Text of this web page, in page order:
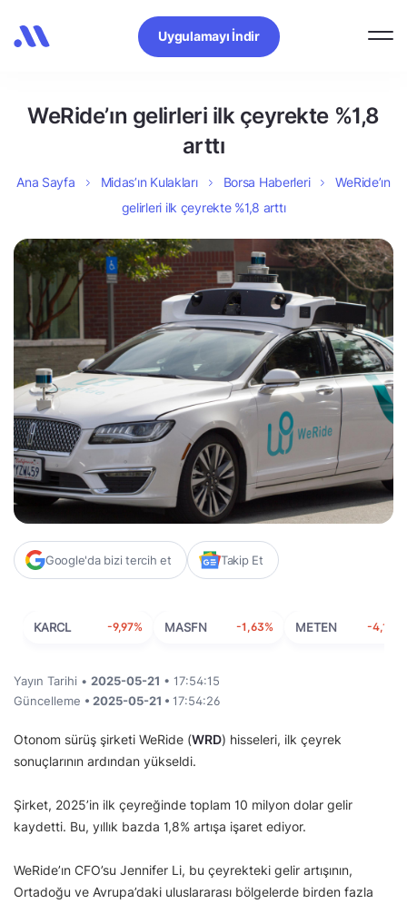
Uygulamayı İndir
WeRide’ın gelirleri ilk çeyrekte %1,8
arttı
Ana Sayfa Midas’ın Kulakları Borsa Haberleri
WeRide’ın
gelirleri ilk çeyrekte %1,8 arttı
Google'da bizi tercih et Takip Et
KARCL -9,97% MASFN -1,63% METEN -4,10%
Yayın Tarihi • 2025-05-21 • 17:54:15
Güncelleme • 2025-05-21 • 17:54:26
Otonom sürüş şirketi WeRide (WRD) hisseleri, ilk çeyrek
sonuçlarının ardından yükseldi.
Şirket, 2025’in ilk çeyreğinde toplam 10 milyon dolar gelir
kaydetti. Bu, yıllık bazda 1,8% artışa işaret ediyor.
WeRide’ın CFO’su Jennifer Li, bu çeyrekteki gelir artışının,
Ortadoğu ve Avrupa’daki uluslararası bölgelerde birden fazla